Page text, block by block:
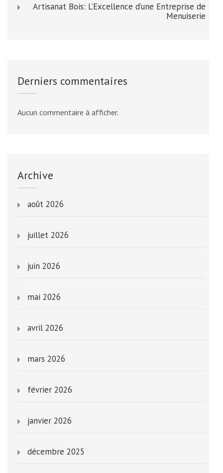
Artisanat Bois: L’Excellence d’une Entreprise de
Menuiserie
Derniers commentaires
Aucun commentaire à afficher.
Archive
août 2026
juillet 2026
juin 2026
mai 2026
avril 2026
mars 2026
février 2026
janvier 2026
décembre 2025